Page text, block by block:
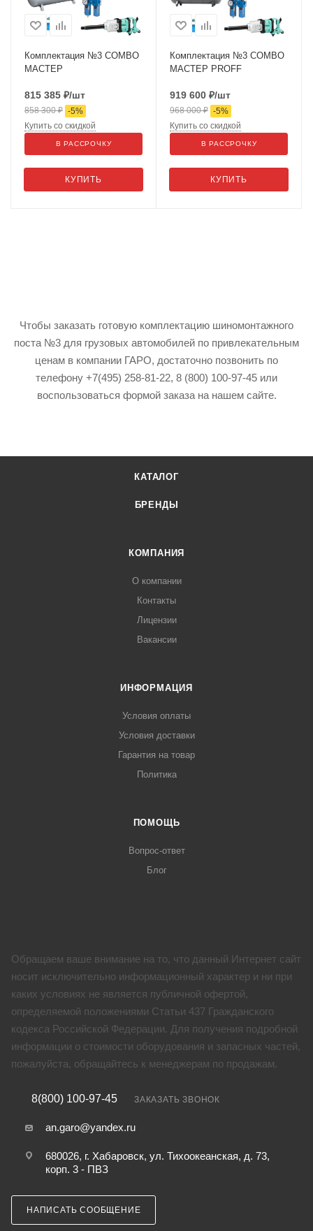
Комплектация №3 COMBO
МАСТЕР
815 385 ₽/шт
858 300₽ -5%
КУПИТЬ
Купить со скидкой
В РАССРОЧКУ
Комплектация №3 COMBO
МАСТЕР PROFF
919 600 ₽/шт
968 000₽ -5%
КУПИТЬ
Купить со скидкой
В РАССРОЧКУ
Чтобы заказать готовую комплектацию шиномонтажного
поста №3 для грузовых автомобилей по привлекательным
ценам в компании ГАРО, достаточно позвонить по
телефону +7(495) 258-81-22, 8 (800) 100-97-45 или
воспользоваться формой заказа на нашем сайте.
КАТАЛОГ
БРЕНДЫ
КОМПАНИЯ
О компании
Контакты
Лицензии
Вакансии
ИНФОРМАЦИЯ
Условия оплаты
Условия доставки
Гарантия на товар
Политика
ПОМОЩЬ
Вопрос-ответ
Блог
Обращаем ваше внимание на то, что данный Интернет сайт
носит исключительно информационный характер и ни при
каких условиях не является публичной офертой,
определяемой положениями Статьи 437 Гражданского
кодекса Российской Федерации. Для получения подробной
информации о стоимости оборудования и запасных частей,
пожалуйста, обращайтесь к менеджерам по продажам.
8(800) 100-97-45 ЗАКАЗАТЬ ЗВОНОК
an.garo@yandex.ru
680026, г. Хабаровск, ул. Тихоокеанская, д. 73,
корп. 3 - ПВЗ
НАПИСАТЬ СООБЩЕНИЕ